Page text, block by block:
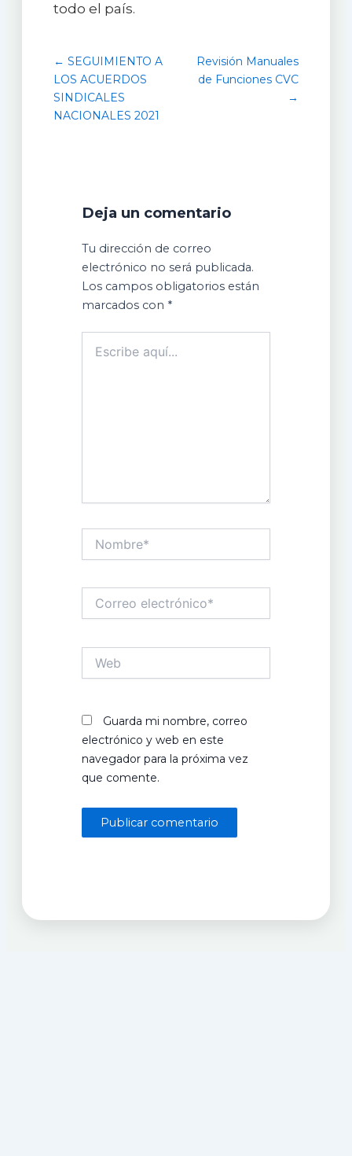
todo el país.
← SEGUIMIENTO A
LOS ACUERDOS
SINDICALES
NACIONALES 2021
Revisión Manuales
de Funciones CVC
→
Deja un comentario
Tu dirección de correo
electrónico no será publicada.
Los campos obligatorios están
marcados con *
aquí...
electrónico*
Guarda mi nombre, correo
electrónico y web en este
navegador para la próxima vez
que comente.